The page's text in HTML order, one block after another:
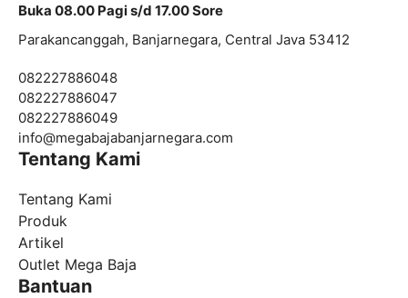
Buka 08.00 Pagi s/d 17.00 Sore
Parakancanggah, Banjarnegara, Central Java 53412
082227886048
082227886047
082227886049
info@megabajabanjarnegara.com
Tentang Kami
Tentang Kami
Produk
Artikel
Outlet Mega Baja
Bantuan